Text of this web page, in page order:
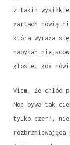
z takim
żartach mówią
która wyraża
nabyłam
głosie, gdy
Wiem, że chłód
Noc bywa tak
tylko czerń,